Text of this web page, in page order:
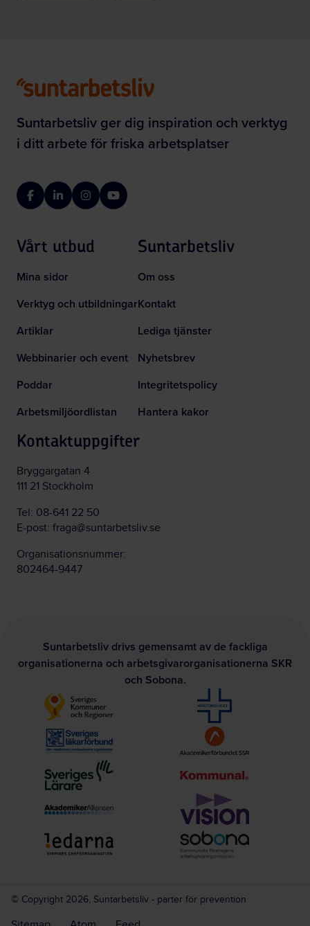
Suntarbetsliv ger dig inspiration och verktyg
i ditt arbete för friska arbetsplatser
FacebookLinkedInInstagramYouTube
Vårt utbud
Mina sidor
Verktyg och utbildningar
Artiklar
Webbinarier och event
Poddar
Arbetsmiljöordlistan
Suntarbetsliv
Om oss
Kontakt
Lediga tjänster
Nyhetsbrev
Integritetspolicy
Hantera kakor
Kontaktuppgifter
Bryggargatan 4
111 21 Stockholm
Tel: 08-641 22 50
E-post: fraga@suntarbetsliv.se
Organisationsnummer:
802464-9447
Suntarbetsliv drivs gemensamt av de fackliga
organisationerna och arbetsgivarorganisationerna SKR
och Sobona.
© Copyright 2026, Suntarbetsliv - parter för prevention